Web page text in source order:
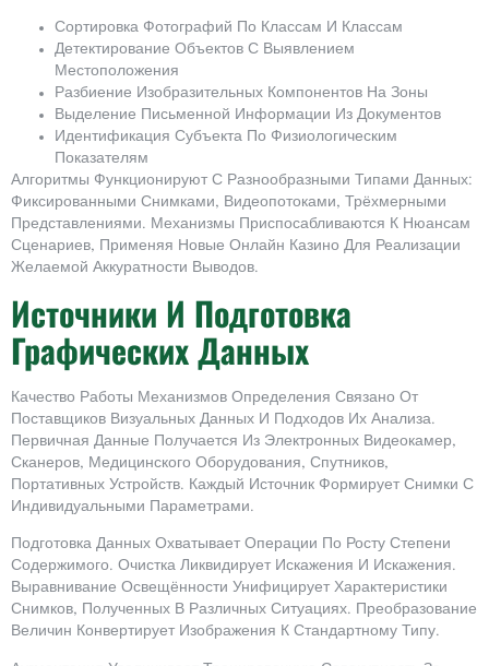
Сортировка Фотографий По Классам И Классам
Детектирование Объектов С Выявлением
Местоположения
Разбиение Изобразительных Компонентов На Зоны
Выделение Письменной Информации Из Документов
Идентификация Субъекта По Физиологическим
Показателям
Алгоритмы Функционируют С Разнообразными Типами Данных:
Фиксированными Снимками, Видеопотоками, Трёхмерными
Представлениями. Механизмы Приспосабливаются К Нюансам
Сценариев, Применяя Новые Онлайн Казино Для Реализации
Желаемой Аккуратности Выводов.
Источники И Подготовка
Графических Данных
Качество Работы Механизмов Определения Связано От
Поставщиков Визуальных Данных И Подходов Их Анализа.
Первичная Данные Получается Из Электронных Видеокамер,
Сканеров, Медицинского Оборудования, Спутников,
Портативных Устройств. Каждый Источник Формирует Снимки С
Индивидуальными Параметрами.
Подготовка Данных Охватывает Операции По Росту Степени
Содержимого. Очистка Ликвидирует Искажения И Искажения.
Выравнивание Освещённости Унифицирует Характеристики
Снимков, Полученных В Различных Ситуациях. Преобразование
Величин Конвертирует Изображения К Стандартному Типу.